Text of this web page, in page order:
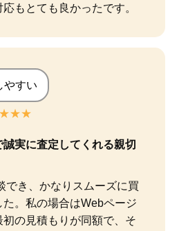
もとても良かったです。
やすい
実に査定してくれる親切
でき、かなりスムーズに買
。私の場合はWebページ
の見積もりが同額で、そ